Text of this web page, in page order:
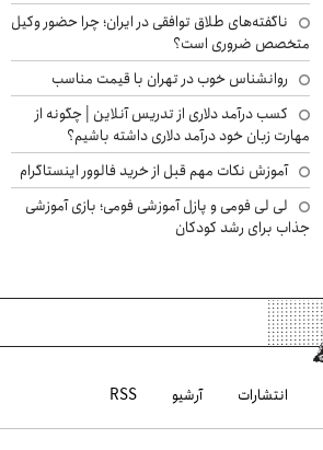
ناگفته‌های طلاق توافقی در ایران؛ چرا حضور وکیل
متخصص ضروری است؟
روانشناس خوب در تهران با قیمت مناسب
کسب درآمد دلاری از تدریس آنلاین | چگونه از
مهارت زبان خود درآمد دلاری داشته باشیم؟
آموزش نکات مهم قبل از خرید فالوور اینستاگرام
لی لی فومی و پازل آموزشی فومی؛ بازی آموزشی
جذاب برای رشد کودکان
انتشارات آرشیو RSS